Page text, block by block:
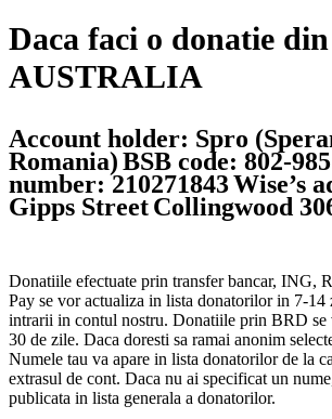
Daca faci o donatie din
AUSTRALIA
Account holder: Spro
Romania)BSB code: 802-985
number: 210271843Wise’s
Gipps StreetCollingwood
Donatiile efectuate prin transfer bancar, ING,
Pay se vor actualiza in lista donatorilor in 7-14
intrarii in contul nostru. Donatiile prin BRD se
30 de zile. Daca doresti sa ramai anonim
Numele tau va apare in lista donatorilor de la
extrasul de cont. Daca nu ai specificat un
publicata in lista generala a donatorilor.